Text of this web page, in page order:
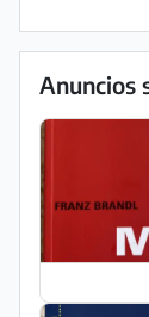
Anuncios